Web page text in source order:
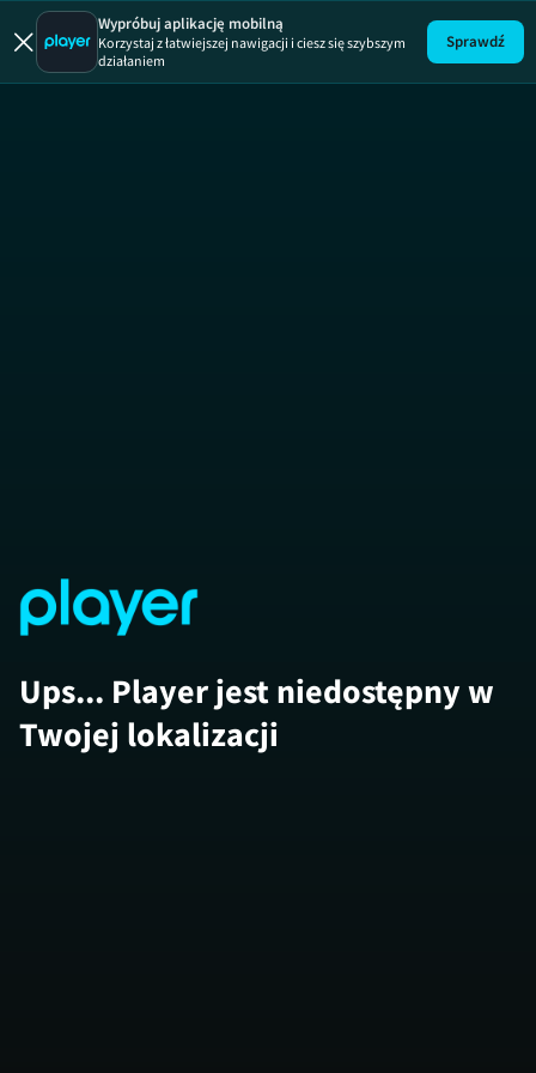
Algorytm
Wypróbuj aplikację mobilną
Korzystaj z łatwiejszej nawigacji i ciesz się szybszym
działaniem
Sprawdź
Ups... Player jest niedostępny w
Twojej lokalizacji